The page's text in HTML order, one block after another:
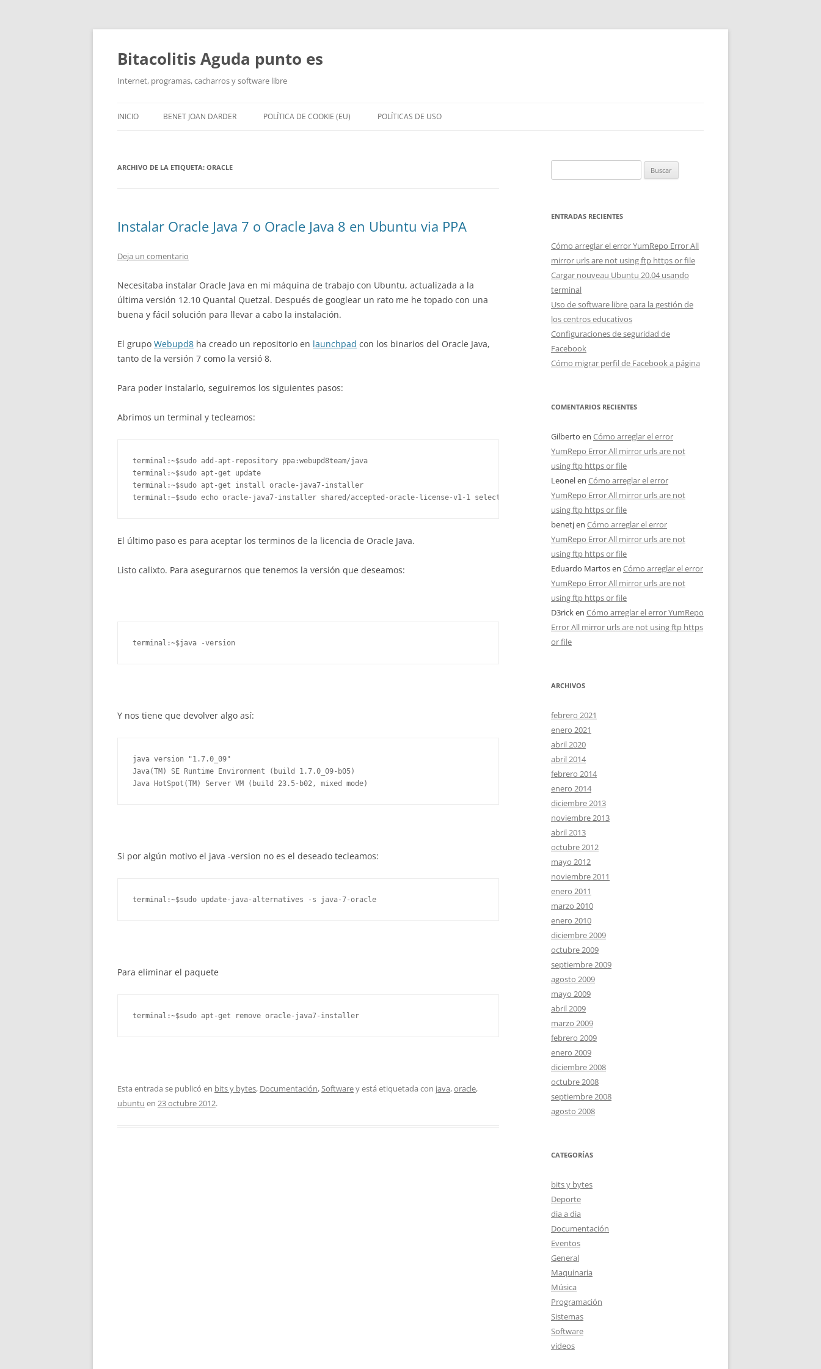
Saltar
contenido
Bitacolitis Aguda punto es
Internet, programas, cacharros y software libre
INICIO BENET JOAN DARDER POLÍTICA DE COOKIE (EU) POLÍTICAS DE USO
ARCHIVO DE LA ETIQUETA: ORACLE
Instalar Oracle Java 7 o Oracle Java 8 en Ubuntu via PPA
Deja un comentario
Necesitaba instalar Oracle Java en mi máquina de trabajo con Ubuntu, actualizada a la
última versión 12.10 Quantal Quetzal. Después de googlear un rato me he topado con una
buena y fácil solución para llevar a cabo la instalación.
El grupo Webupd8 ha creado un repositorio en launchpad con los binarios del Oracle Java,
tanto de la versión 7 como la versió 8.
Para poder instalarlo, seguiremos los siguientes pasos:
Abrimos un terminal y tecleamos:
terminal:~$sudo add-apt-repository ppa:webupd8team/java
terminal:~$sudo apt-get update
terminal:~$sudo apt-get install oracle-java7-installer
terminal:~$sudo echo oracle-java7-installer shared/accepted-oracle-license-v1-1 select true | sudo /usr/bin/debconf-set-selections
El último paso es para aceptar los terminos de la licencia de Oracle Java.
Listo calixto. Para asegurarnos que tenemos la versión que deseamos:
terminal:~$java -version
Y nos tiene que devolver algo así:
java version "1.7.0_09"
Java(TM) SE Runtime Environment (build 1.7.0_09-b05)
Java HotSpot(TM) Server VM (build 23.5-b02, mixed mode)
Si por algún motivo el java -version no es el deseado tecleamos:
terminal:~$sudo update-java-alternatives -s java-7-oracle
Para eliminar el paquete
terminal:~$sudo apt-get remove oracle-java7-installer
Esta entrada se publicó en bits y bytes, Documentación,Softwarey está etiquetada con java,oracle,
ubuntu en 23 octubre 2012.
ENTRADAS RECIENTES
Cómo arreglar el error YumRepo Error All
mirror urls are not using ftp https or file
Cargar nouveau Ubuntu 20.04 usando
terminal
Uso de software libre para la gestión de
los centros educativos
Configuraciones de seguridad de
Facebook
Cómo migrar perfil de Facebook a página
COMENTARIOS RECIENTES
Gilberto en Cómo arreglar el error
YumRepo Error All mirror urls are not
using ftp https or file
Leonelen Cómo arreglar el error
YumRepo Error All mirror urls are not
using ftp https or file
benetjen Cómo arreglar el error
YumRepo Error All mirror urls are not
using ftp https or file
Eduardo Martosen Cómo arreglar el error
YumRepo Error All mirror urls are not
using ftp https or file
D3ricken Cómo arreglar el error YumRepo
Error All mirror urls are not using ftp https
or file
ARCHIVOS
febrero 2021
enero 2021
abril 2020
abril 2014
febrero 2014
enero 2014
diciembre 2013
noviembre 2013
abril 2013
octubre 2012
mayo 2012
noviembre 2011
enero 2011
marzo 2010
enero 2010
diciembre 2009
octubre 2009
septiembre 2009
agosto 2009
mayo 2009
abril 2009
marzo 2009
febrero 2009
enero 2009
diciembre 2008
octubre 2008
septiembre 2008
agosto 2008
CATEGORÍAS
bits y bytes
Deporte
dia a dia
Documentación
Eventos
General
Maquinaria
Música
Programación
Sistemas
Software
videos